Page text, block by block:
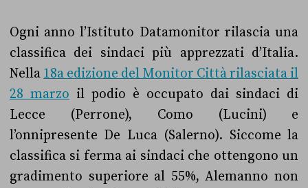
Ogni anno l’Istituto Datamonitor rilascia una
classifica dei sindaci più apprezzati d’Italia.
Nella 18a edizione del Monitor Città rilasciata il
28 marzo il podio è occupato dai sindaci di
Lecce (Perrone), Como (Lucini) e
l’onnipresente De Luca (Salerno). Siccome la
classifica si ferma ai sindaci che ottengono un
gradimento superiore al 55%, Alemanno non